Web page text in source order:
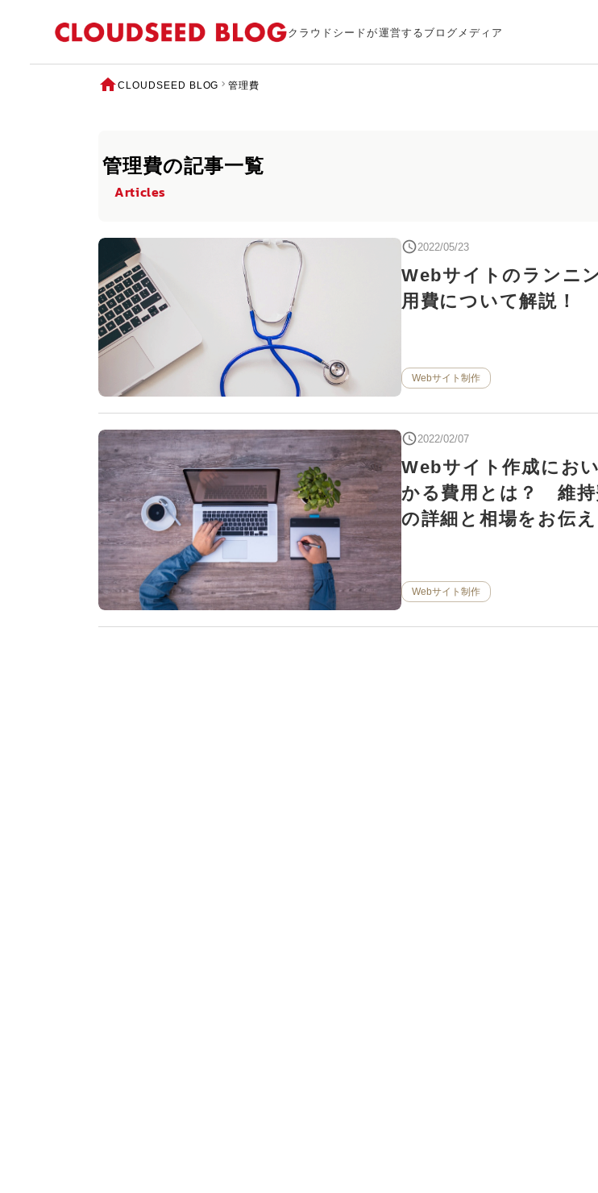
クラウドシードが運営するブログメディア
CLOUDSEED BLOG 管理費
管理費の記事一覧
Articles
2022/05/23
Webサイトのランニ
用費について解説！
Webサイト制作
2022/02/07
Webサイト作成にお
かる費用とは？ 維持
の詳細と相場をお伝
Webサイト制作